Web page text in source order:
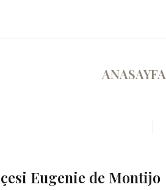
ANASAYFA
Eugenie de Montijo